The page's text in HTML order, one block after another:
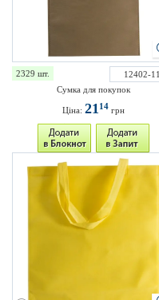
2329 шт.
12402-11
Сумка для покупок
Ціна: 2114 грн